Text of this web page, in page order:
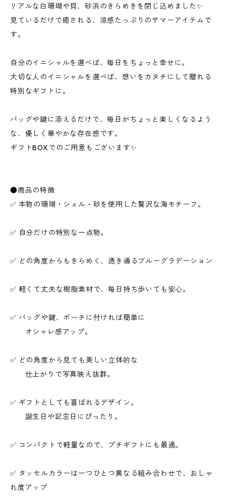
リアルな白珊瑚や貝、砂浜のきらめきを閉じ込めました✨
見ているだけで癒される、涼感たっぷりのサマーアイテムで
す。
自分のイニシャルを選べば、毎日をちょっと幸せに。
大切な人のイニシャルを選べば、想いをカタチにして贈れる
特別なギフトに。
バッグや鍵に添えるだけで、毎日がちょっと楽しくなるよう
な、優しく華やかな存在感です。
ギフトBOXでのご用意もございます✨
●商品の特徴
✅ 本物の珊瑚・シェル・砂を使用した贅沢な海モチーフ。
✅ 自分だけの特別な一点物。
✅ どの角度からもきらめく、透き通るブルーグラデーション
✅ 軽くて丈夫な樹脂素材で、毎日持ち歩いても安心。
✅ バッグや鍵、ポーチに付ければ簡単に
オシャレ感アップ。
✅ どの角度から見ても美しい立体的な
仕上がりで写真映え抜群。
✅ ギフトとしても喜ばれるデザイン。
誕生日や記念日にぴったり。
✅ コンパクトで軽量なので、プチギフトにも最適。
✅ タッセルカラーは一つひとつ異なる組み合わせで、おしゃ
れ度アップ